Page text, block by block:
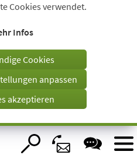
Cookies verwendet.
Infos
Cookies
anpassen
akzeptieren